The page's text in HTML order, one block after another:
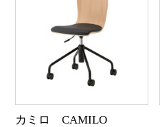
カミロ CAMILO